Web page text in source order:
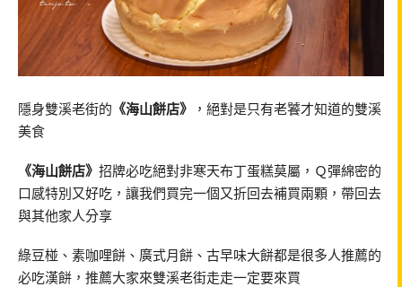
隱身雙溪老街的 《海山餅店》
，絕對是只有老饕才知道的雙溪
美食
《海山餅店》 招牌必吃絕對非寒天布丁蛋糕莫屬，Ｑ彈綿密的
口感特別又好吃，讓我們買完一個又折回去補買兩顆，帶回去
與其他家人分享
綠豆椪、素咖哩餅、廣式月餅、古早味大餅都是很多人推薦的
必吃漢餅，推薦大家來雙溪老街走走一定要來買